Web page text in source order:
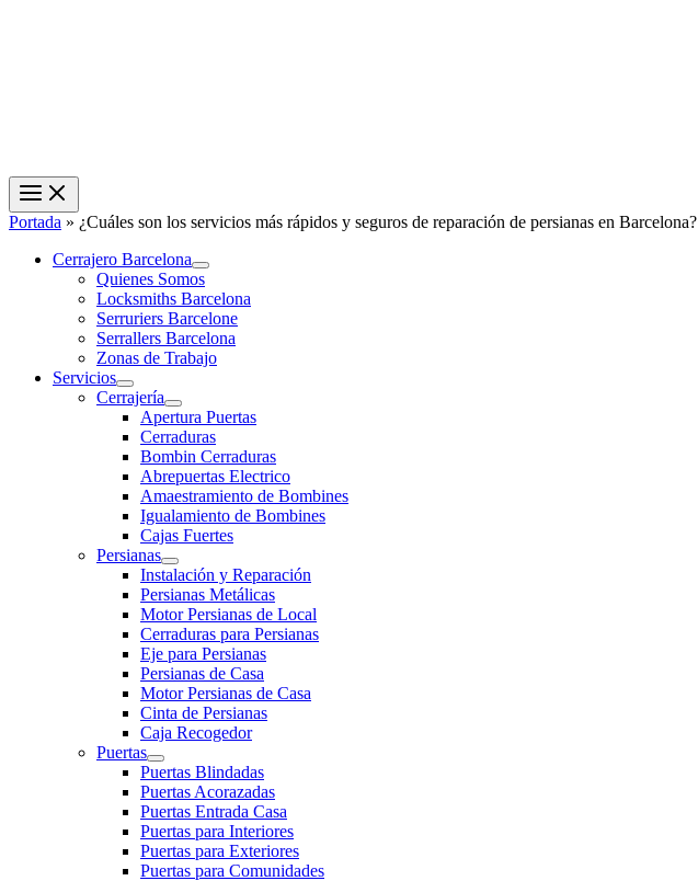
Portada » ¿Cuáles son los servicios más rápidos y seguros de reparación de persianas en Barcelona?
Cerrajero Barcelona
Quienes Somos
Locksmiths Barcelona
Serruriers Barcelone
Serrallers Barcelona
Zonas de Trabajo
Servicios
Cerrajería
Apertura Puertas
Cerraduras
Bombin Cerraduras
Abrepuertas Electrico
Amaestramiento de Bombines
Igualamiento de Bombines
Cajas Fuertes
Persianas
Instalación y Reparación
Persianas Metálicas
Motor Persianas de Local
Cerraduras para Persianas
Eje para Persianas
Persianas de Casa
Motor Persianas de Casa
Cinta de Persianas
Caja Recogedor
Puertas
Puertas Blindadas
Puertas Acorazadas
Puertas Entrada Casa
Puertas para Interiores
Puertas para Exteriores
Puertas para Comunidades